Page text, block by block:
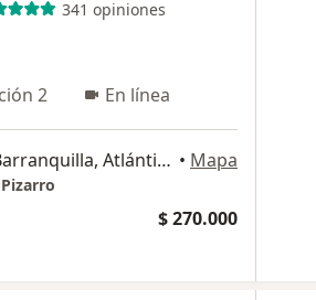
341 opiniones
2 En línea
Carrera 53 #82-86, Barranquilla, Atlántico, Colombia, Barranquilla • Mapa
$ 270.000